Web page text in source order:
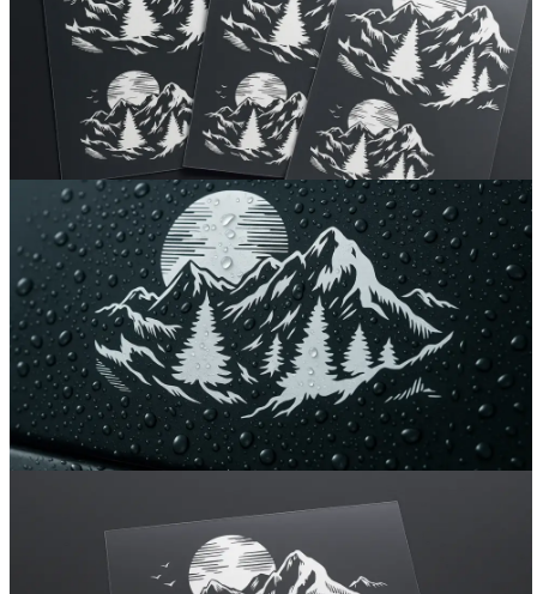
Вакансии
О компании
Написать директору
Арендодателям
Портфолио
Франшиза
Контакты